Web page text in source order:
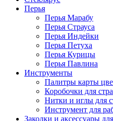
Перья
Перья Марабу
Перья Страуса
Перья Индейки
Перья Петуха
Перья Курицы
Перья Павлина
Инструменты
Палитры карты
Коробочки для
Нитки и иглы для
Инструмент для
Заколки и аксессуары